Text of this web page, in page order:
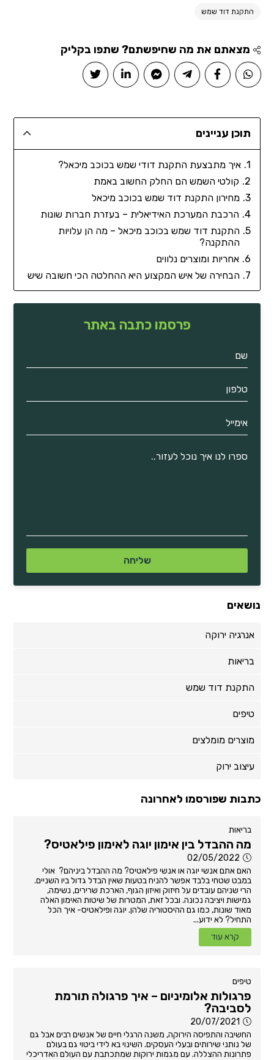
התקנת דוד שמש
מצאתם את מה שחיפשתם? שתפו בקליק
תוכן עניינים
איך מתבצעת התקנת דודי שמש בכוכב מיכאל?
קולטי השמש הם החלק החשוב באמת
מחירון התקנת דוד שמש בכוכב מיכאל
הרכבת המערכת האידיאלית – בעזרת חברות שונות
התקנת דוד שמש בכוכב מיכאל – מה הן עלויות
ההתקנה?
אחריות ומוצרים נלווים
הבחירה של איש המקצוע היא ההחלטה הכי חשובה שיש
פרסמו כתבה באתר
נושאים
אנרגיה ירוקה
בריאות
התקנת דוד שמש
טיפים
מוצרים מומלצים
עיצוב ירוק
כתבות שפורסמו לאחרונה
בריאות
מה ההבדל בין אימון יוגה לאימון פילאטיס?
02/05/2022
האם אתם אנשי יוגה או אנשי פילאטיס? מה ההבדל ביניהם? אולי
במבט שטחי בלבד אפשר להניח בטעות שאין הבדל גדול ביו השניים.
הרי שניהם עובדים על חיזוק ואיזון הגוף, הארכת שרירים, נשימה,
גמישות ויציבה נכונה. ובכל זאת, המטרות של שיטות האימון האלה
מאוד שונות, כמו גם ההיסטוריה שלהן. יוגה ופילאטיס- איך הכל
התחיל? לא ידוע...
קרא עוד
טיפים
פרגולות אלומיניום – איך פרגולה תורמת
לסביבה?
20/07/2021
החשיבה והתפיסה הירוקה, משנה הרגלי חיים של אנשים רבים אבל גם
של נותני שירותים ובעלי העסקים. השינוי בא לידי ביטוי גם בעולם
פתרונות ההצללה. עם מגמות ירוקות שמתכתבת עם העולם האדריכלי